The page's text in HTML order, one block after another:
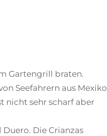
Gartengrill braten.
Seefahrern aus Mexiko
nicht sehr scharf aber
Die Crianzas